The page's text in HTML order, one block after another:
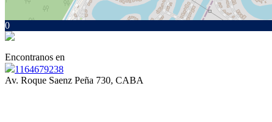
0
Encontranos en
1164679238
Av. Roque Saenz Peña 730, CABA